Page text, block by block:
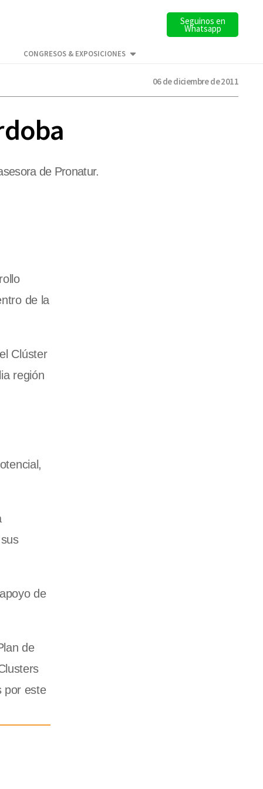
Seguinos en
Whatsapp
CONGRESOS & EXPOSICIONES
06 de diciembre de 2011
de Pronatur.
de la
Clúster
región
de
de
por este